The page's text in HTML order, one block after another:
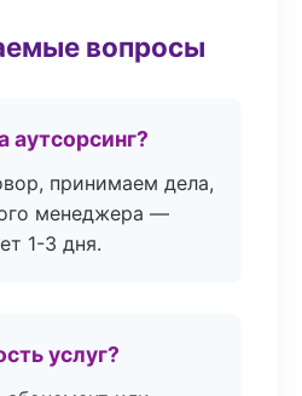
вопросы
аутсорсинг?
принимаем дела,
менеджера —
1-3 дня.
услуг?